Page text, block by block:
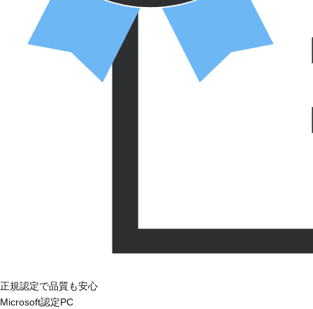
正規認定で品質も安心
Microsoft認定PC